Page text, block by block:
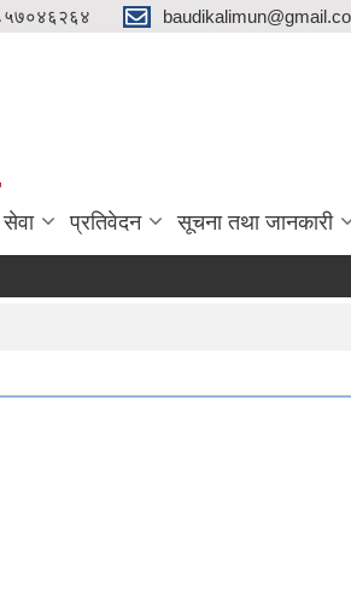
प्रतिवेदन सूचना तथा जानकारी